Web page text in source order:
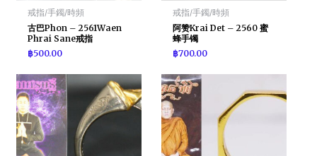
戒指/手鐲/時頻
古巴Phon – 2561Waen
Phrai Sane戒指
฿500.00
戒指/手鐲/時頻
阿赞Krai Det – 2560 蜜
蜂手镯
฿700.00